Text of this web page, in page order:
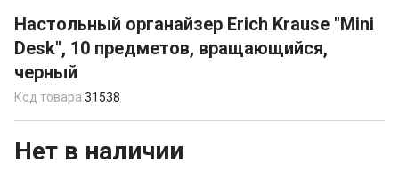
of
3
Настольный органайзер Erich Krause "Mini
Desk", 10 предметов, вращающийся,
черный
Код товара:31538
Нет в наличии